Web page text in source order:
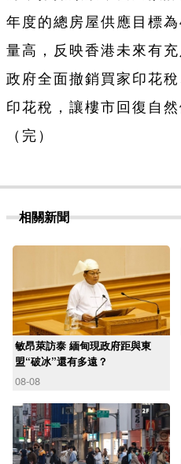
年度的總房屋供應目標
量高，反映香港未來有
政府全面撤銷買家印花
印花稅，讓樓市回復
（完）
相關新聞
敏昂萊訪泰 緬甸現政府距與東
盟“破冰”還有多遠？
08-08